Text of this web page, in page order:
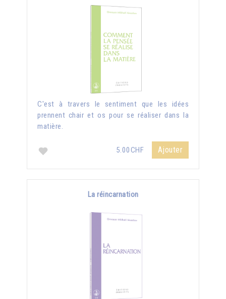
C'est à travers le sentiment que les idées
prennent chair et os pour se réaliser dans la
matière.
5.00CHF Ajouter
La réincarnation